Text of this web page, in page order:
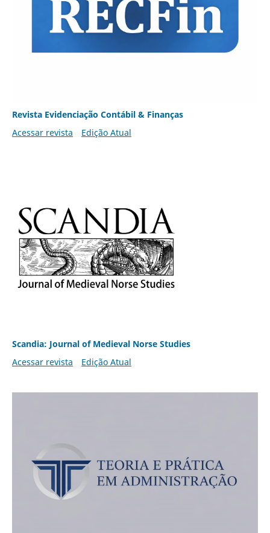
Revista Evidenciação Contábil & Finanças
Acessar revista
Edição Atual
Scandia: Journal of Medieval Norse Studies
Acessar revista
Edição Atual